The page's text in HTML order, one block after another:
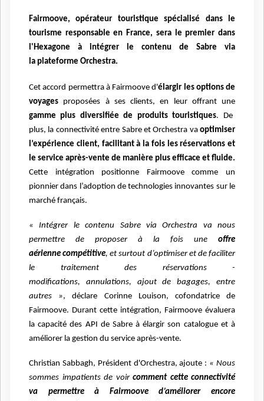
Fairmoove, opérateur touristique spécialisé dans le
tourisme responsable en France, sera le premier dans
l'Hexagone à intégrer le contenu de Sabre via
la plateforme Orchestra.
Cet accord permettra à Fairmoove d'élargir les options de
voyages proposées à ses clients, en leur offrant une
gamme plus diversifiée de produits touristiques. De
plus, la connectivité entre Sabre et Orchestra vaoptimiser
l’expérience client, facilitant à la fois lesréservations et
le service après-vente de manière plus efficace et fluide.
Cette intégration positionne Fairmoove comme un
pionnier dans l’adoption de technologies innovantes sur le
marché français.
« Intégrer le contenu Sabre via Orchestra va nous
permettre de proposer à la fois une offre
aériennecompétitive, et surtout d’optimiser et de faciliter
le traitement des réservations -
modifications, annulations, ajout de bagages, entre
autres », déclare Corinne Louison, cofondatrice de
Fairmoove. Durant cette intégration, Fairmoove évaluera
la capacité des API de Sabre àélargir son catalogue et à
améliorer la gestion du service après-vente.
Christian Sabbagh, Président d'Orchestra, ajoute : « Nous
sommes impatients de voir comment cette connectivité
va permettre à Fairmoove d’améliorer encore